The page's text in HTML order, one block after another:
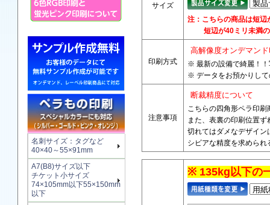
名刺サイズ：タグなど
40×40～55×91mm
A7(B8)サイズ以下
チケット小サイズ
74×105mm以下55×150mm
以下
サイズ
注：こちらの商品は短
短辺が40ミリ未満の
印刷方式
高解像度オンデマン
※ 最新の設備で綺麗！
※ データをお預かりし
注意事項
断裁精度について
こちらの四角形ペラ印
また、表裏の印刷位置
切れてはダメなデザイ
シビアな精度を求めら
※ 135kg以下の